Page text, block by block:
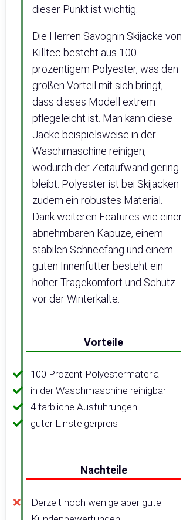
dieser Punkt ist wichtig.
Die Herren Savognin Skijacke von
Killtec besteht aus 100-
prozentigem Polyester, was den
großen Vorteil mit sich bringt,
dass dieses Modell extrem
pflegeleicht ist. Man kann diese
Jacke beispielsweise in der
Waschmaschine reinigen,
wodurch der Zeitaufwand gering
bleibt. Polyester ist bei Skijacken
zudem ein robustes Material.
Dank weiteren Features wie einer
abnehmbaren Kapuze, einem
stabilen Schneefang und einem
guten Innenfutter besteht ein
hoher Tragekomfort und Schutz
vor der Winterkälte.
Vorteile
100 Prozent Polyestermaterial
in der Waschmaschine reinigbar
4 farbliche Ausführungen
guter Einsteigerpreis
Nachteile
Derzeit noch wenige aber gute